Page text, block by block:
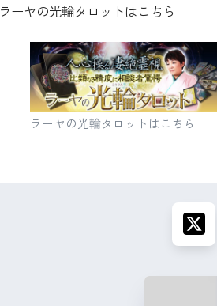
ラーヤの光輪タロットはこちら
ラーヤの光輪タロットはこちら